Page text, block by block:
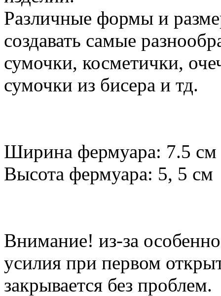
Различные формы и
создавать самые
сумочки, косметички,
сумочки из бисера и тд.
Ширина фермуара: 7.5 см
Высота фермуара: 5, 5 см
Внимание! из-за
усилия при первом
закрывается без проблем.